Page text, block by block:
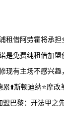
租借阿劳霍将承
是免费纯租借加
现有主场不感兴
⬆️斯顿迪纳⭐摩改
巴黎：开法甲之